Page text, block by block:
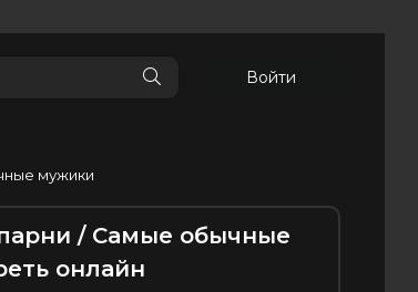
Войти
мужики
/ Самые обычные
онлайн